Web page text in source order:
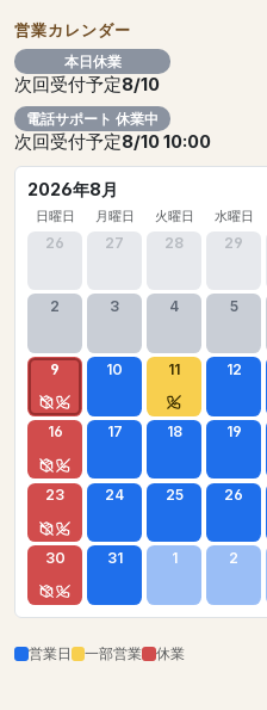
営業カレンダー
本日休業
次回受付予定8/10
電話サポート 休業中
次回受付予定8/10 10:00
2026年8月
日曜日 月曜日 火曜日 水曜日
26 27 28 29
2 3 4 5
9 10 11 12
16 17 18 19
23 24 25 26
30 31 1 2
営業日 一部営業 休業